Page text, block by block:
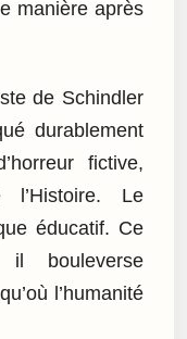
manière après
de Schindler
durablement
fictive,
Le
éducatif. Ce
bouleverse
l’humanité